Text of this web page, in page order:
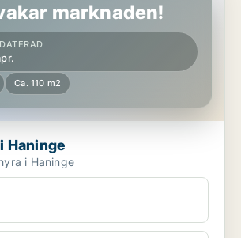
marknaden!
Ca. 110 m2
Haninge
i Haninge